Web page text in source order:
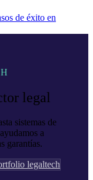
de éxito en
legal
sistemas de
a
garantías.
legaltech